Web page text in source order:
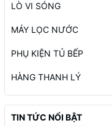
LÒ VI SÓNG
MÁY LỌC NƯỚC
PHỤ KIỆN TỦ BẾP
HÀNG THANH LÝ
TIN TỨC NỔI BẬT